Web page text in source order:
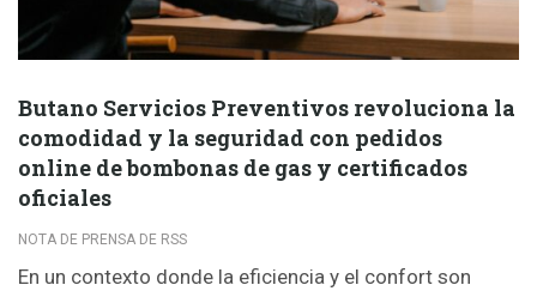
Butano Servicios Preventivos revoluciona la
comodidad y la seguridad con pedidos
online de bombonas de gas y certificados
oficiales
NOTA DE PRENSA DE RSS
En un contexto donde la eficiencia y el confort son